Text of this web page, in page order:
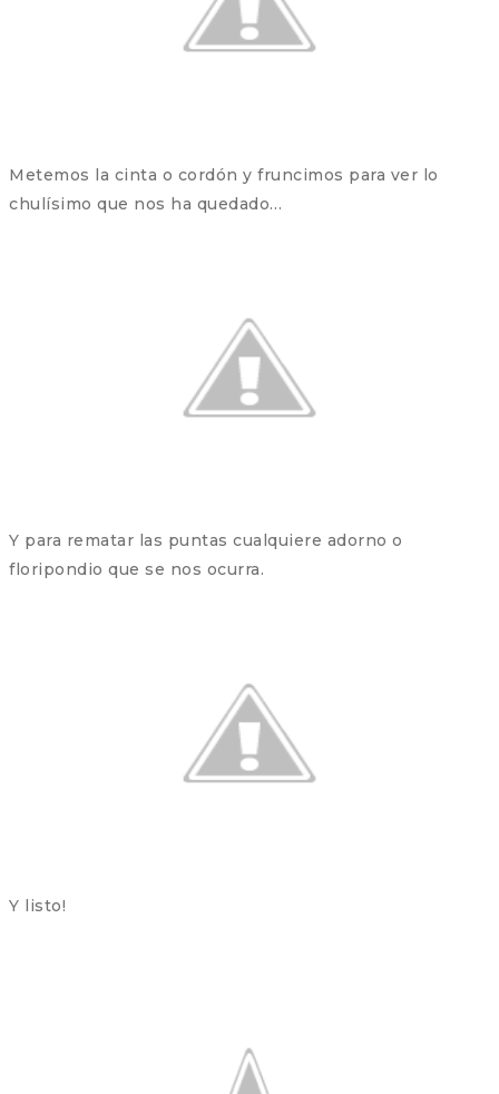
Metemos la cinta o cordón y fruncimos para ver lo
chulísimo que nos ha quedado…
Y para rematar las puntas cualquiere adorno o
floripondio que se nos ocurra.
Y listo!